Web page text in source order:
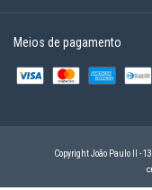
Meios de pagamento
Copyright João Paulo II -